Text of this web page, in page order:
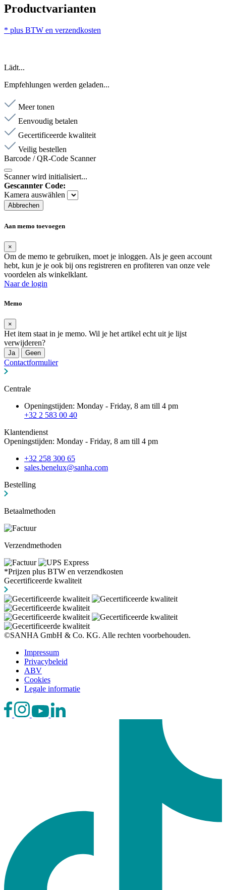
Productvarianten
* plus BTW en verzendkosten
Lädt...
Empfehlungen werden geladen...
Meer tonen
Eenvoudig betalen
Gecertificeerde kwaliteit
Veilig bestellen
Barcode / QR-Code Scanner
Scanner wird initialisiert...
Gescannter Code:
Kamera auswählen
Abbrechen
Aan memo toevoegen
×
Om de memo te gebruiken, moet je inloggen. Als je geen account
hebt, kun je je ook bij ons registreren en profiteren van onze vele
voordelen als winkelklant.
Naar de login
Memo
×
Het item staat in je memo. Wil je het artikel echt uit je lijst
verwijderen?
Ja Geen
Contactformulier
Centrale
Openingstijden: Monday - Friday, 8 am till 4 pm
+32 2 583 00 40
Klantendienst
Openingstijden: Monday - Friday, 8 am till 4 pm
+32 258 300 65
sales.benelux@sanha.com
Bestelling
Betaalmethoden
Verzendmethoden
*Prijzen plus BTW en verzendkosten
Gecertificeerde kwaliteit
©SANHA GmbH & Co. KG. Alle rechten voorbehouden.
Impressum
Privacybeleid
ABV
Cookies
Legale informatie